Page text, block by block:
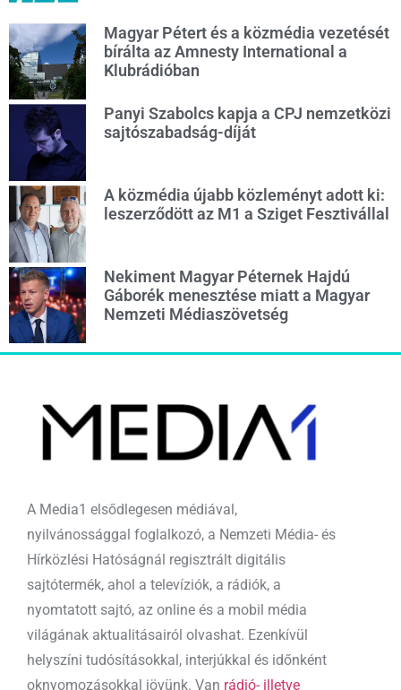
Magyar Pétert és a közmédia vezetését
bírálta az Amnesty International a
Klubrádióban
Panyi Szabolcs kapja a CPJ nemzetközi
sajtószabadság-díját
A közmédia újabb közleményt adott ki:
leszerződött az M1 a Sziget Fesztivállal
Nekiment Magyar Péternek Hajdú
Gáborék menesztése miatt a Magyar
Nemzeti Médiaszövetség
A Media1 elsődlegesen médiával,
nyilvánossággal foglalkozó, a Nemzeti Média- és
Hírközlési Hatóságnál regisztrált digitális
sajtótermék, ahol a televíziók, a rádiók, a
nyomtatott sajtó, az online és a mobil média
világának aktualitásairól olvashat. Ezenkívül
helyszíni tudósításokkal, interjúkkal és időnként
oknyomozásokkal jövünk. Van rádió- illetve